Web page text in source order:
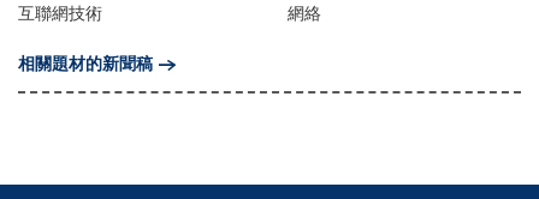
互聯網技術
網絡
相關題材的新聞稿